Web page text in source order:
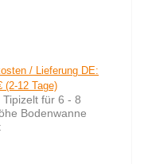
/ Lieferung DE:
(2-12 Tage)
für 6 - 8
Bodenwanne